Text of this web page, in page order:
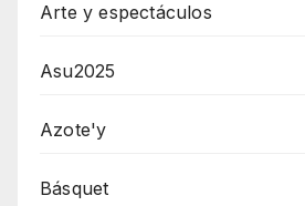
Arte y espectáculos
Asu2025
Azote'y
Básquet